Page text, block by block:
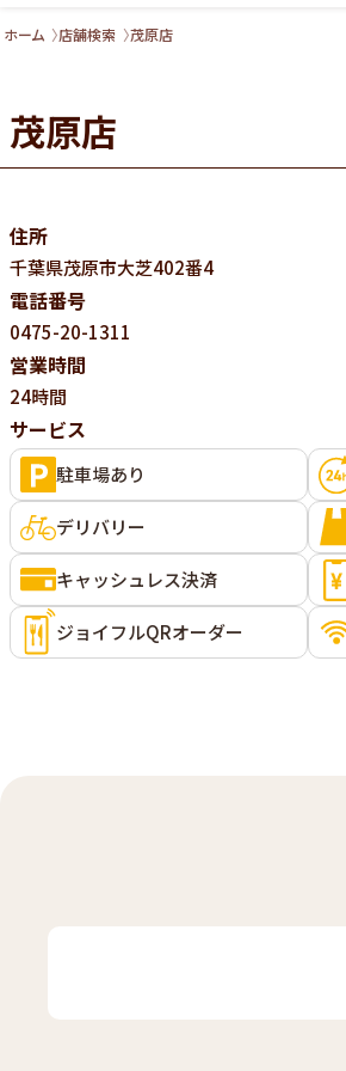
ホーム 店舗検索 茂原店
茂原店
住所
千葉県茂原市大芝402番4
電話番号
0475-20-1311
営業時間
24時間
サービス
駐車場あり
デリバリー
キャッシュレス決済
ジョイフルQRオーダー